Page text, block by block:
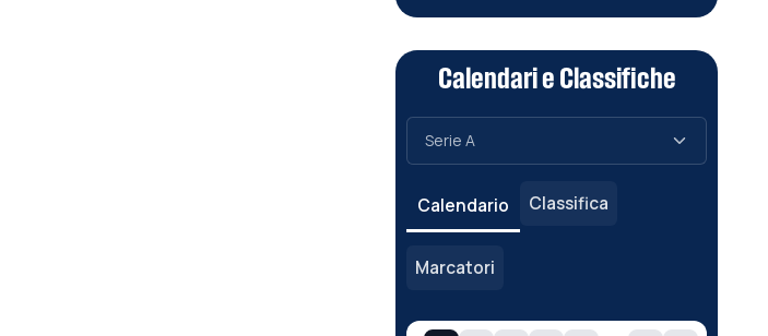
Calendari e Classifiche
Calendario Classifica
Marcatori